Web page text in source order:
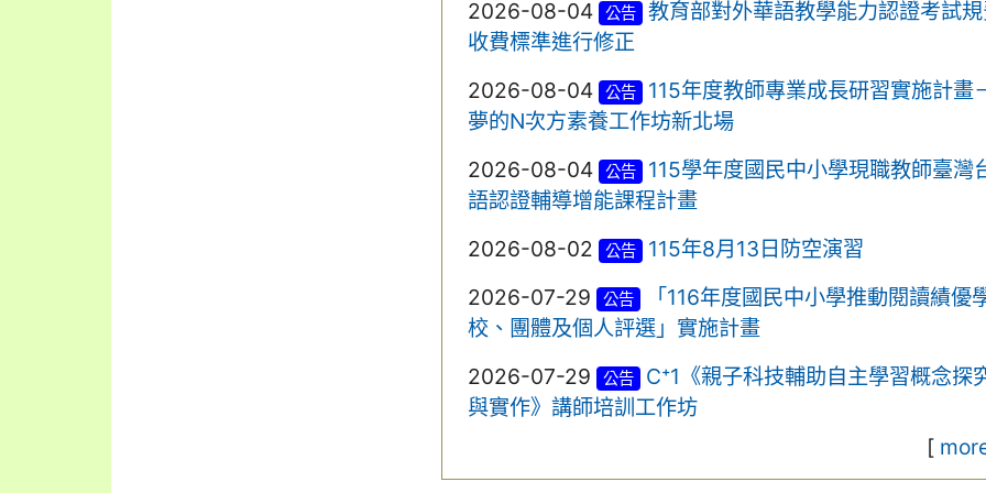
2026-08-04 公告
教育部對外華語教學能力認證考試
收費標準進行修正
2026-08-04 公告
115年度教師專業成長研習實施計畫
夢的N次方素養工作坊新北場
2026-08-04 公告
115學年度國民中小學現職教師臺灣
語認證輔導增能課程計畫
2026-08-02 公告
115年8月13日防空演習
2026-07-29 公告
「116年度國民中小學推動閱讀績優
校、團體及個人評選」實施計畫
2026-07-29 公告
C⁺1《親子科技輔助自主學習概念探
與實作》講師培訓工作坊
[